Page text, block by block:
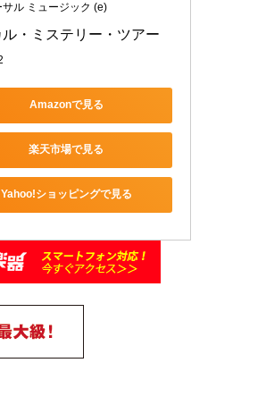
サル ミュージック (e)
ル・ミステリー・ツアー
Amazonで見る
楽天市場で見る
Yahoo!ショッピングで見る